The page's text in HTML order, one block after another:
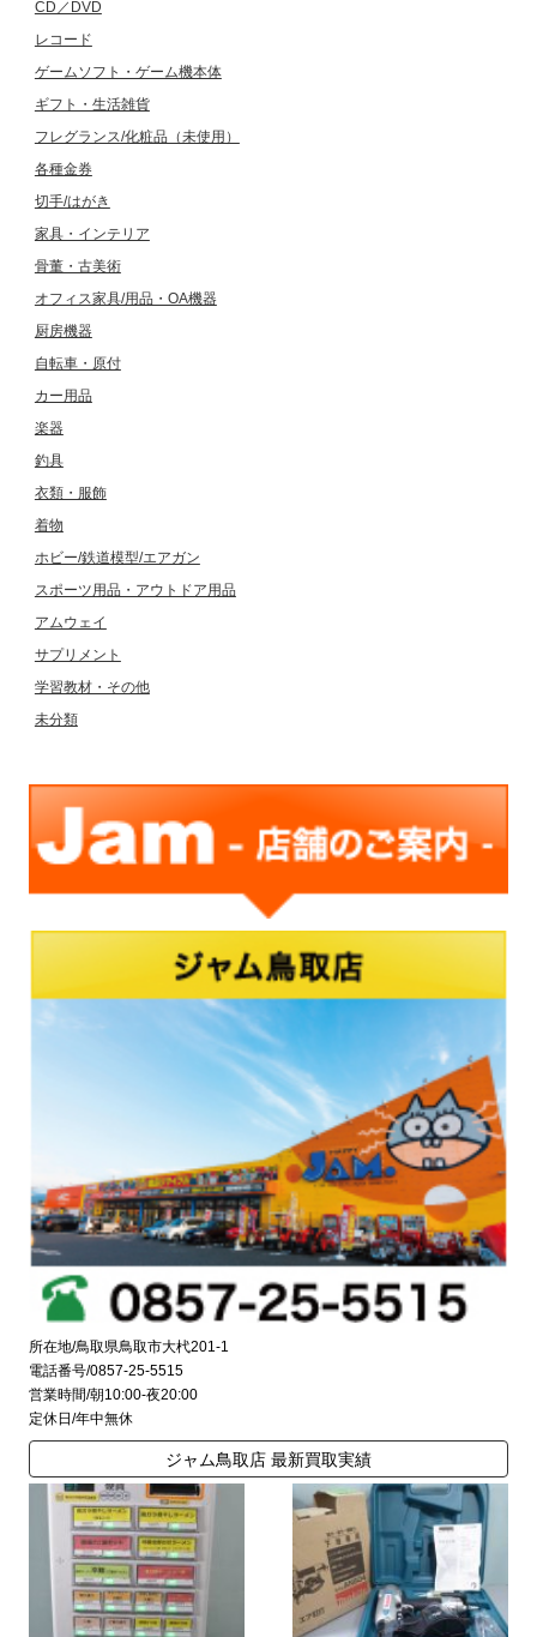
CD／DVD
レコード
ゲームソフト・ゲーム機本体
ギフト・生活雑貨
フレグランス/化粧品（未使用）
各種金券
切手/はがき
家具・インテリア
骨董・古美術
オフィス家具/用品・OA機器
厨房機器
自転車・原付
カー用品
楽器
釣具
衣類・服飾
着物
ホビー/鉄道模型/エアガン
スポーツ用品・アウトドア用品
アムウェイ
サプリメント
学習教材・その他
未分類
所在地/鳥取県鳥取市大杙201-1
電話番号/0857-25-5515
営業時間/朝10:00-夜20:00
定休日/年中無休
ジャム鳥取店 最新買取実績